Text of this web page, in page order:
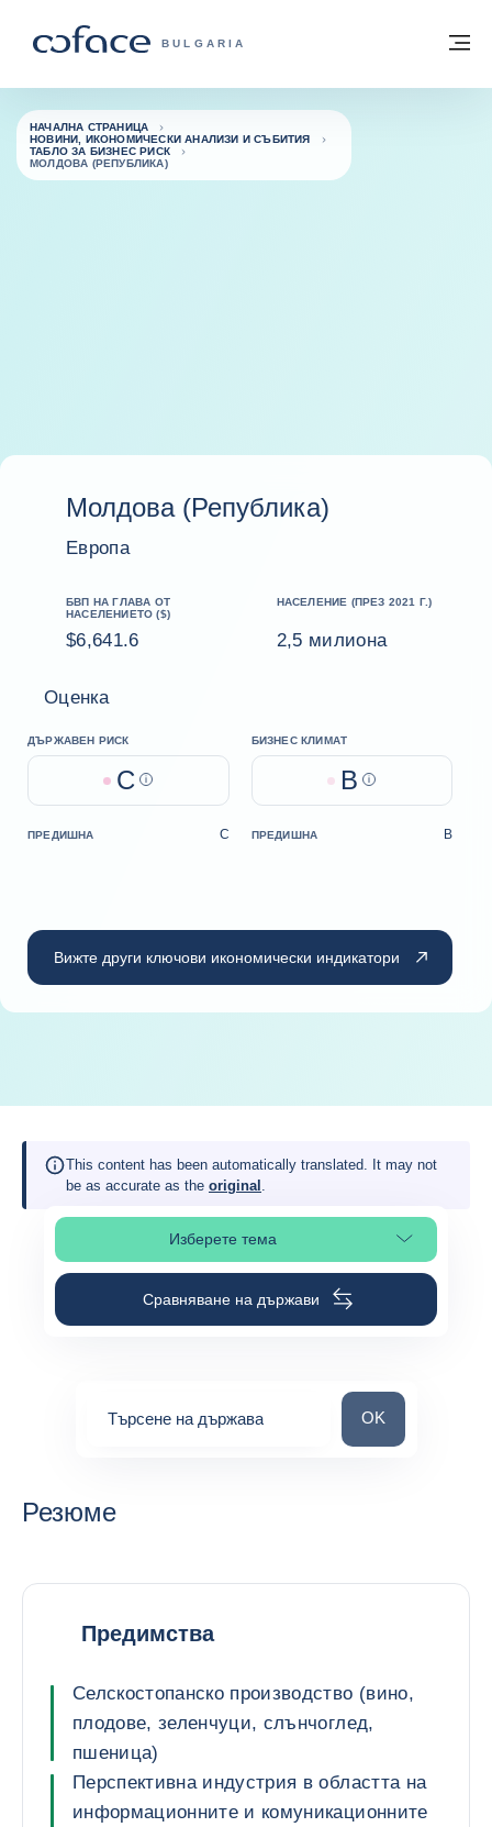
COFACE FOR TRADE - GROUP WEBSITE
BULGARIA
Обратно към начална страница
НАЧАЛНА СТРАНИЦА
НОВИНИ, ИКОНОМИЧЕСКИ АНАЛИЗИ И СЪБИТИЯ
ТАБЛО ЗА БИЗНЕС РИСК
МОЛДОВА (РЕПУБЛИКА)
Молдова (Република)
Европа
БВП НА ГЛАВА ОТ
НАСЕЛЕНИЕТО ($)
$6,641.6
НАСЕЛЕНИЕ (ПРЕЗ 2021 Г.)
2,5 милиона
Оценка
ДЪРЖАВЕН РИСК
C Help
БИЗНЕС КЛИМАТ
B Help
ПРЕДИШНА C ПРЕДИШНА B
Вижте други ключови икономически индикатори
This content has been automatically translated. It may not
be as accurate as the original .
Изберете темаИзберете раздел в страницата
Сравняване на държави
Търсене на държава Търсене на
OK
Резюме
Предимства
Селскостопанско производство (вино,
плодове, зеленчуци, слънчоглед,
пшеница)
Перспективна индустрия в областта на
информационните и комуникационните